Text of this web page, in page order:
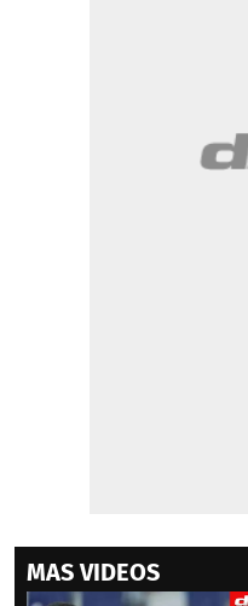
MAS VIDEOS